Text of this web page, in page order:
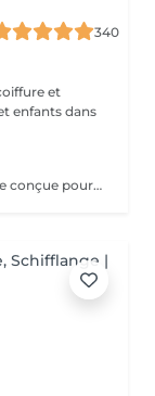
340
et
enfants dans
La cryolipolyse est une technique non invasive conçue pour réduire les amas graisseux localisés. Grâce au froid contrôlé, les cellules graisseuses sont cristallisées puis éliminées naturellement par l'organisme, sans chirurgie ni aiguilles. Ce traitement permet de remodeler la silhouette de façon ciblée, avec des résultats progressifs et durables, tout en préservant la peau et les tissus environnants. Idéal pour les zones comme le ventre, les cuisses ou les bras, il offre une alternative sûre et efficace pour affiner la silhouette.